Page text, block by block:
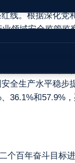
线。根据深化党
领域安全监管监
印发了《地方党
输、城市建设、
预警系统不断完
全生产水平稳步
36.1%和57.9%
个百年奋斗目标